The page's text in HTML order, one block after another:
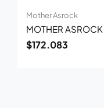
Mother Asrock
MOTHER
$172.083